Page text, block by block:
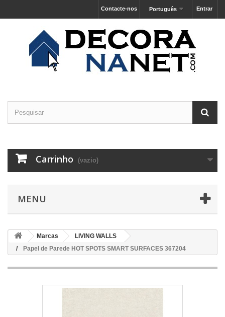
Entrar
Português
Contacte-nos
Carrinho (vazio)
MENU
Marcas
LIVING WALLS
Papel de Parede HOT SPOTS SMART SURFACES 367204